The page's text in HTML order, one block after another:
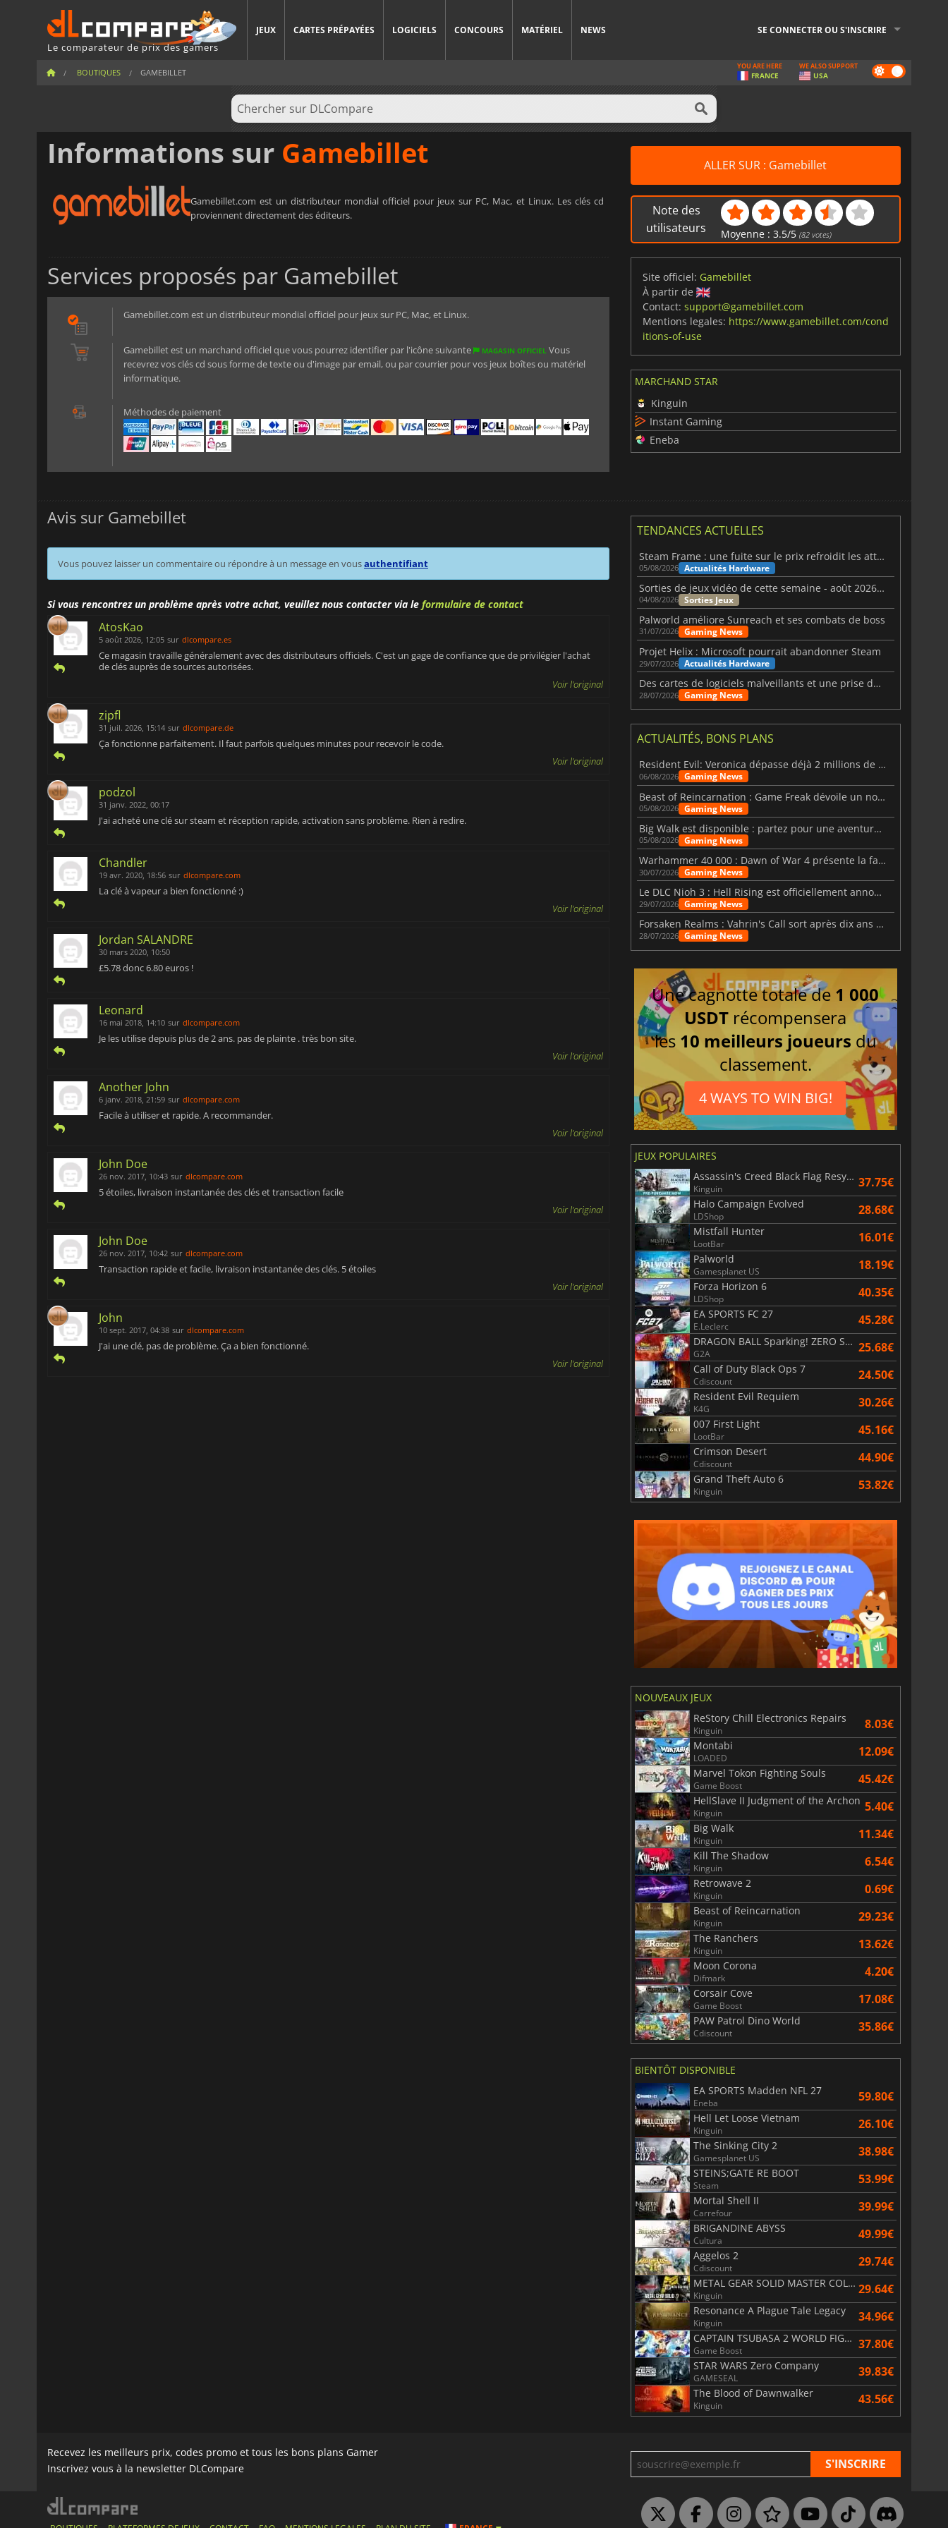
Le comparateur de prix des gamers
JEUX CARTES PRÉPAYÉES LOGICIELS CONCOURS MATÉRIEL NEWS SE CONNECTER OU S'INSCRIRE
BOUTIQUES GAMEBILLET Dark
mode
YOU ARE HERE
FRANCE
WE ALSO SUPPORT
USA
Informations sur Gamebillet
Gamebillet.com est un distributeur mondial officiel pour jeux sur PC, Mac, et Linux. Les clés cd
proviennent directement des éditeurs.
Services proposés par Gamebillet
Gamebillet.com est un distributeur mondial officiel pour jeux sur PC, Mac, et Linux.
Gamebillet est un marchand officiel que vous pourrez identifier par l'icône suivante MAGASIN OFFICIELVous
recevrez vos clés cd sous forme de texte ou d'image par email, ou par courrier pour vos jeux boîtes ou matériel
informatique.
Méthodes de paiement
ALLER SUR : Gamebillet
Note des
utilisateurs
Moyenne :3.5/5 (82 votes)
Site officiel: Gamebillet
À partir de
Contact: support@gamebillet.com
Mentions legales: https://www.gamebillet.com/cond
itions-of-use
MARCHAND STAR
Kinguin
Instant Gaming
Eneba
Avis sur Gamebillet
Vous pouvez laisser un commentaire ou répondre à un message en vousauthentifiant
Si vous rencontrez un problème après votre achat, veuillez nous contacter via le formulaire de contact
AtosKao
5 août 2026, 12:05 sur dlcompare.es
Ce magasin travaille généralement avec des distributeurs officiels. C'est un gage de confiance que de privilégier l'achat
de clés auprès de sources autorisées.
Voir l'original
zipfl
31 juil. 2026, 15:14 sur dlcompare.de
Ça fonctionne parfaitement. Il faut parfois quelques minutes pour recevoir le code.
Voir l'original
podzol
31 janv. 2022, 00:17
J'ai acheté une clé sur steam et réception rapide, activation sans problème. Rien à redire.
Chandler
19 avr. 2020, 18:56 sur dlcompare.com
La clé à vapeur a bien fonctionné :)
Voir l'original
Jordan SALANDRE
30 mars 2020, 10:50
£5.78 donc 6.80 euros !
Leonard
16 mai 2018, 14:10 sur dlcompare.com
Je les utilise depuis plus de 2 ans. pas de plainte . très bon site.
Voir l'original
Another John
6 janv. 2018, 21:59 sur dlcompare.com
Facile à utiliser et rapide. A recommander.
Voir l'original
John Doe
26 nov. 2017, 10:43 sur dlcompare.com
5 étoiles, livraison instantanée des clés et transaction facile
Voir l'original
John Doe
26 nov. 2017, 10:42 sur dlcompare.com
Transaction rapide et facile, livraison instantanée des clés. 5 étoiles
Voir l'original
John
10 sept. 2017, 04:38 sur dlcompare.com
J'ai une clé, pas de problème. Ça a bien fonctionné.
Voir l'original
TENDANCES ACTUELLES
Steam Frame : une fuite sur le prix refroidit les attentes VR
05/08/2026 Actualités Hardware
Sorties de jeux vidéo de cette semaine - août 2026 (semaine 32)
04/08/2026 Sorties Jeux
Palworld améliore Sunreach et ses combats de boss
31/07/2026 Gaming News
Projet Helix : Microsoft pourrait abandonner Steam
29/07/2026 Actualités Hardware
Des cartes de logiciels malveillants et une prise de contrôle de Discord ont touché Meccha Chameleon
28/07/2026 Gaming News
ACTUALITÉS, BONS PLANS
Resident Evil: Veronica dépasse déjà 2 millions de wishlists
06/08/2026 Gaming News
Beast of Reincarnation : Game Freak dévoile un nouveau pari
05/08/2026 Gaming News
Big Walk est disponible : partez pour une aventure entre amis
05/08/2026 Gaming News
Warhammer 40 000 : Dawn of War 4 présente la faction des Nécrons
30/07/2026 Gaming News
Le DLC Nioh 3 : Hell Rising est officiellement annoncé
29/07/2026 Gaming News
Forsaken Realms : Vahrin's Call sort après dix ans de développement
28/07/2026 Gaming News
Une cagnotte totale de 1 000
USDT récompensera
les 10 meilleurs joueurs du
classement.
4 WAYS TO WIN BIG!
JEUX POPULAIRES
Assassin's Creed Black Flag Resynced
Kinguin 37.75€
Halo Campaign Evolved
LDShop 28.68€
Mistfall Hunter
LootBar 16.01€
Palworld
Gamesplanet US 18.19€
Forza Horizon 6
LDShop 40.35€
EA SPORTS FC 27
E.Leclerc 45.28€
DRAGON BALL Sparking! ZERO Super Limit Breaking NEO
G2A 25.68€
Call of Duty Black Ops 7
Cdiscount 24.50€
Resident Evil Requiem
K4G 30.26€
007 First Light
LootBar 45.16€
Crimson Desert
Cdiscount 44.90€
Grand Theft Auto 6
Kinguin 53.82€
NOUVEAUX JEUX
ReStory Chill Electronics Repairs
Kinguin 8.03€
Montabi
LOADED 12.09€
Marvel Tokon Fighting Souls
Game Boost 45.42€
HellSlave II Judgment of the Archon
Kinguin 5.40€
Big Walk
Kinguin 11.34€
Kill The Shadow
Kinguin 6.54€
Retrowave 2
Kinguin 0.69€
Beast of Reincarnation
Kinguin 29.23€
The Ranchers
Kinguin 13.62€
Moon Corona
Difmark 4.20€
Corsair Cove
Game Boost 17.08€
PAW Patrol Dino World
Cdiscount 35.86€
BIENTÔT DISPONIBLE
EA SPORTS Madden NFL 27
Eneba 59.80€
Hell Let Loose Vietnam
Kinguin 26.10€
The Sinking City 2
Gamesplanet US 38.98€
STEINS;GATE RE BOOT
Steam 53.99€
Mortal Shell II
Carrefour 39.99€
BRIGANDINE ABYSS
Cultura 49.99€
Aggelos 2
Cdiscount 29.74€
METAL GEAR SOLID MASTER COLLECTION Vol.2
Kinguin 29.64€
Resonance A Plague Tale Legacy
Kinguin 34.96€
CAPTAIN TSUBASA 2 WORLD FIGHTERS
Game Boost 37.80€
STAR WARS Zero Company
GAMESEAL 39.83€
The Blood of Dawnwalker
Kinguin 43.56€
Recevez les meilleurs prix, codes promo et tous les bons plans Gamer
Inscrivez vous à la newsletter DLCompare